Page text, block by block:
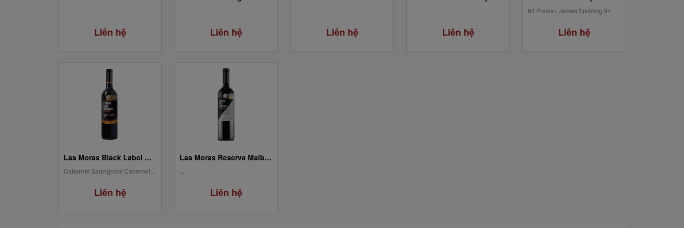
Liên hệ Liên hệ Liên hệ Liên hệ Liên hệ
Las Moras Black Label Cabernet Sauvigon-Cabernet Franc
Cabernet Sauvignon/ Cabernet...
Liên hệ
Las Moras Reserva Malbec
Liên hệ